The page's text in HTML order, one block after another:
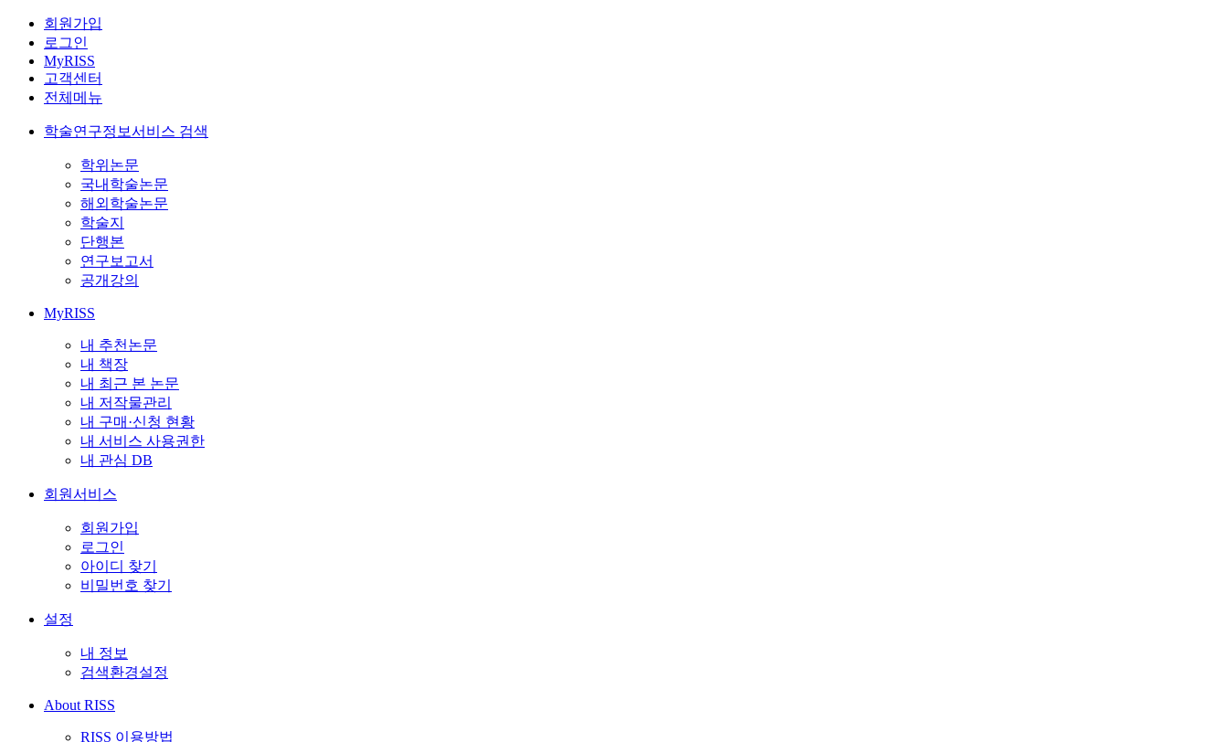
회원가입
로그인
MyRISS
고객센터
전체메뉴
학술연구정보서비스 검색
학위논문
국내학술논문
해외학술논문
학술지
단행본
연구보고서
공개강의
MyRISS
내 추천논문
내 책장
내 최근 본 논문
내 저작물관리
내 구매·신청 현황
내 서비스 사용권한
내 관심 DB
회원서비스
회원가입
로그인
아이디 찾기
비밀번호 찾기
설정
내 정보
검색환경설정
About RISS
RISS 이용방법